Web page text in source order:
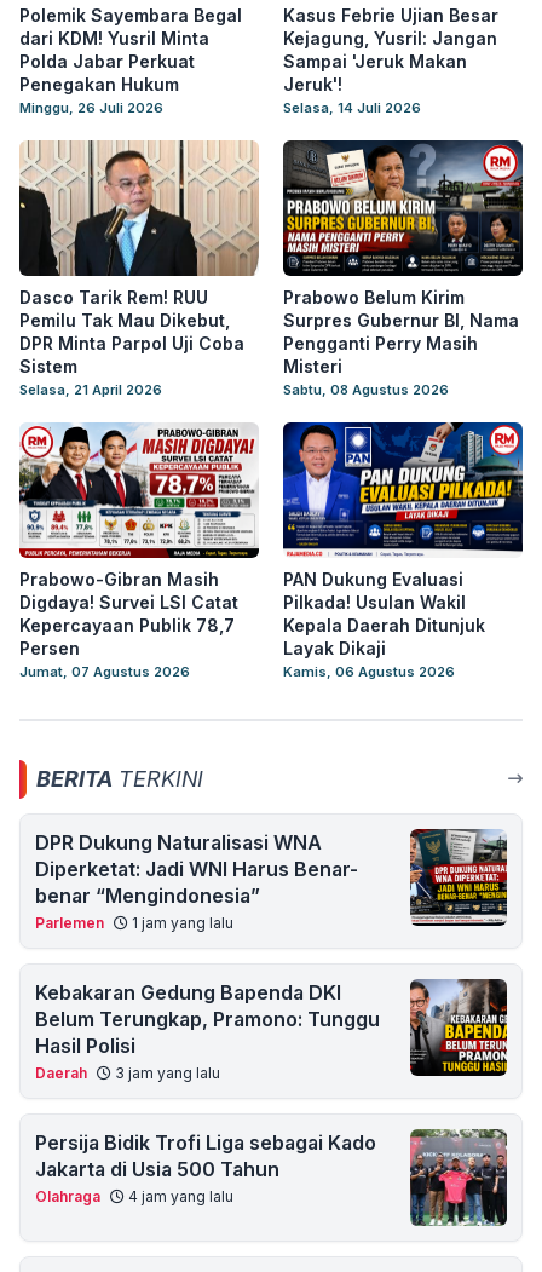
Polemik Sayembara Begal
dari KDM! Yusril Minta
Polda Jabar Perkuat
Penegakan Hukum
Minggu, 26 Juli 2026
Kasus Febrie Ujian Besar
Kejagung, Yusril: Jangan
Sampai 'Jeruk Makan
Jeruk'!
Selasa, 14 Juli 2026
Dasco Tarik Rem! RUU
Pemilu Tak Mau Dikebut,
DPR Minta Parpol Uji Coba
Sistem
Selasa, 21 April 2026
Prabowo Belum Kirim
Surpres Gubernur BI, Nama
Pengganti Perry Masih
Misteri
Sabtu, 08 Agustus 2026
Prabowo-Gibran Masih
Digdaya! Survei LSI Catat
Kepercayaan Publik 78,7
Persen
Jumat, 07 Agustus 2026
PAN Dukung Evaluasi
Pilkada! Usulan Wakil
Kepala Daerah Ditunjuk
Layak Dikaji
Kamis, 06 Agustus 2026
BERITA TERKINI
DPR Dukung Naturalisasi WNA
Diperketat: Jadi WNI Harus Benar-
benar “Mengindonesia”
Parlemen 1 jam yang lalu
Kebakaran Gedung Bapenda DKI
Belum Terungkap, Pramono: Tunggu
Hasil Polisi
Daerah 3 jam yang lalu
Persija Bidik Trofi Liga sebagai Kado
Jakarta di Usia 500 Tahun
Olahraga 4 jam yang lalu